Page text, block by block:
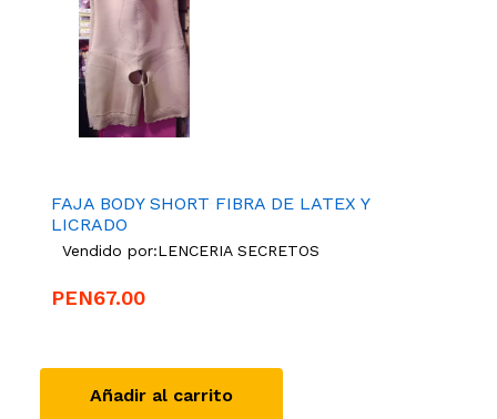
FAJA BODY SHORT FIBRA DE LATEX Y
LICRADO
Vendido por:LENCERIA SECRETOS
PEN67.00
Añadir al carrito